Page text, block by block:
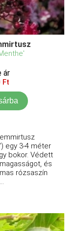
ár
Ft
egy 3-4 méter
bokor. Védett
és
rózsaszín